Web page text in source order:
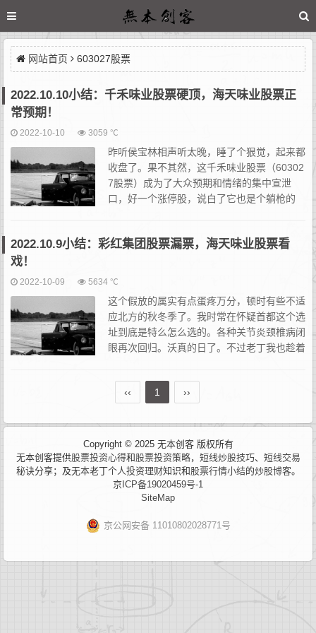
网站首页 603027股票
2022.10.10小结：千禾味业股票硬顶，海天味业股票正
常预期！
2022-10-10 3059 ℃
昨听侯宝林相声听太晚，睡了个狠觉，起来都
收盘了。果不其然，这千禾味业股票（60302
7股票）成为了大众预期和情绪的集中宣泄
口，好一个涨停股，说白了它也是个躺枪的
2022.10.9小结：彩红集团股票漏票，海天味业股票看
戏！
2022-10-09 5634 ℃
这个假放的属实有点蛋疼万分，顿时有些不适
应北方的秋冬季了。我时常在怀疑首都这个选
址到底是特么怎么选的。各种关节炎颈椎病闭
眼再次回归。沃真的日了。不过老丁我也趁着
行了大致的规划。可以预计的是我个人的交易计划不得不在中长期
‹‹ 1 ››
Copyright © 2025 无本创客 版权所有
无本创客提供股票投资心得和 股票投资策略， 短线炒股技巧、 短线交易
秘诀分享；及无本老丁个人投资理财知识和 股票行情小结的炒股博客。
京ICP备19020459号-1
SiteMap
京公网安备 11010802028771号